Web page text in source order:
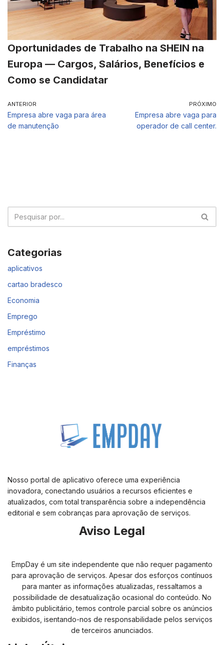
Oportunidades de Trabalho na SHEIN na
Europa — Cargos, Salários, Benefícios e
Como se Candidatar
ANTERIOR
Empresa abre vaga para área
de manutenção
PRÓXIMO
Empresa abre vaga para
operador de call center.
Categorias
aplicativos
cartao bradesco
Economia
Emprego
Empréstimo
empréstimos
Finanças
Nosso portal de aplicativo oferece uma experiência
inovadora, conectando usuários a recursos eficientes e
atualizados, com total transparência sobre a independência
editorial e sem cobranças para aprovação de serviços.
Aviso Legal
EmpDay é um site independente que não requer pagamento
para aprovação de serviços. Apesar dos esforços contínuos
para manter as informações atualizadas, ressaltamos a
possibilidade de desatualização ocasional do conteúdo. No
âmbito publicitário, temos controle parcial sobre os anúncios
exibidos, isentando-nos de responsabilidade pelos serviços
de terceiros anunciados.